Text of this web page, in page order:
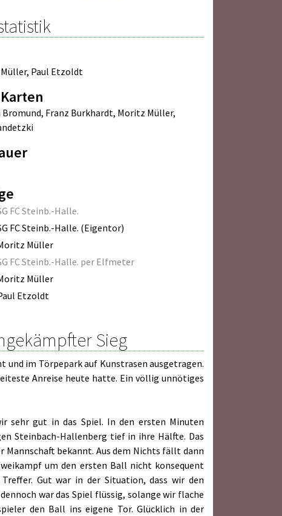
, Paul Etzoldt
Bromund, Franz Burkhardt, Moritz Müller,
FC Steinb.-Halle.
FC Steinb.-Halle. (Eigentor)
Müller
FC Steinb.-Halle. per Elfmeter
Müller
Etzoldt
Sieg
und im Törpepark auf Kunstrasen ausgetragen.
Anreise heute hatte. Ein völlig unnötiges
sehr gut in das Spiel. In den ersten Minuten
Steinbach-Hallenberg tief in ihre Hälfte. Das
Mannschaft bekannt. Aus dem Nichts fällt dann
um den ersten Ball nicht konsequent
Gut war in der Situation, dass wir den
war das Spiel flüssig, solange wir flache
den Ball ins eigene Tor. Glücklich in der